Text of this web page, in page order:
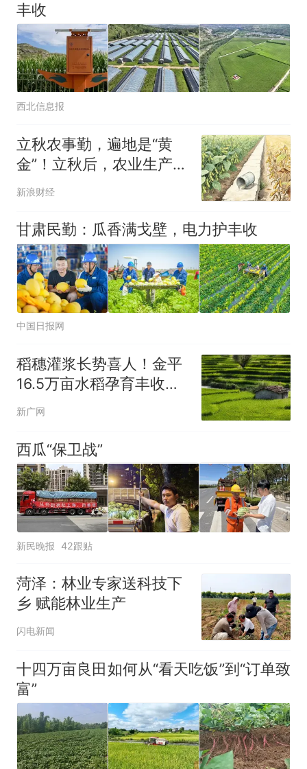
丰收
西北信息报
立秋农事勤，遍地是“黄
金”！立秋后，农业生产该
怎么做？
新浪财经
甘肃民勤：瓜香满戈壁，电力护丰收
中国日报网
稻穗灌浆长势喜人！金平
16.5万亩水稻孕育丰收，
静待八月开镰
新广网
西瓜“保卫战”
新民晚报 42跟贴
菏泽：林业专家送科技下
乡 赋能林业生产
闪电新闻
十四万亩良田如何从“看天吃饭”到“订单致
富”